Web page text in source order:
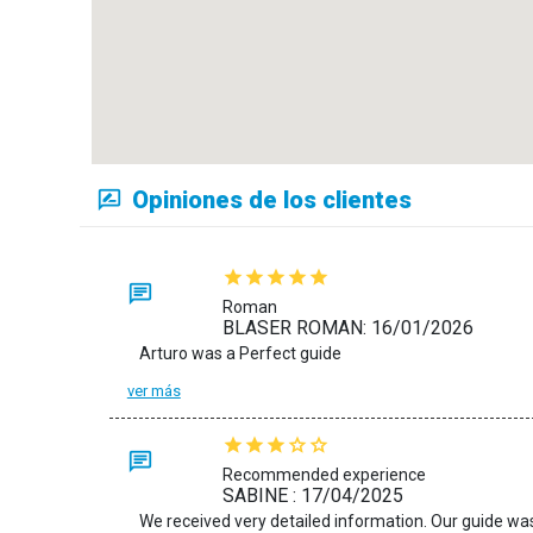
Opiniones de los clientes
Roman
BLASER ROMAN: 16/01/2026
Arturo was a Perfect guide
ver más
Recommended experience
SABINE : 17/04/2025